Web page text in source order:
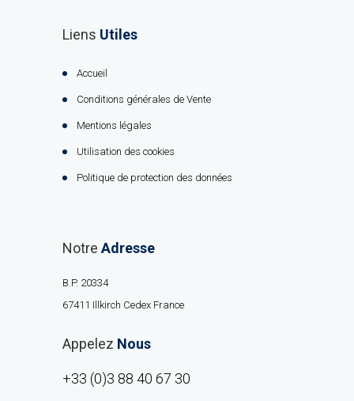
Liens Utiles
Accueil
Conditions générales de Vente
Mentions légales
Utilisation des cookies
Politique de protection des données
Notre Adresse
B.P. 20334
67411 Illkirch Cedex France
Appelez Nous
+33 (0)3 88 40 67 30